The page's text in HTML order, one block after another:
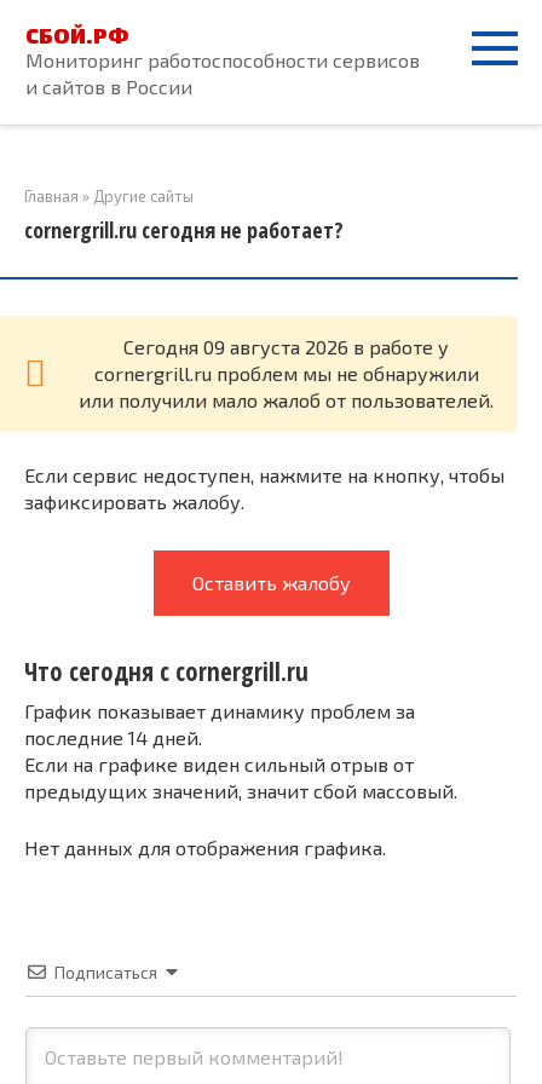
контенту
СБОЙ.РФ
Мониторинг работоспособности сервисов
и сайтов в России
Главная » Другие сайты
cornergrill.ru сегодня не работает?
Cегодня 09 августа 2026 в работе у
cornergrill.ru проблем мы не обнаружили
или получили мало жалоб от пользователей.
Если сервис недоступен, нажмите на кнопку, чтобы
зафиксировать жалобу.
Оставить жалобу
Что сегодня с cornergrill.ru
График показывает динамику проблем за
последние 14 дней.
Если на графике виден сильный отрыв от
предыдущих значений, значит сбой массовый.
Нет данных для отображения графика.
Подписаться